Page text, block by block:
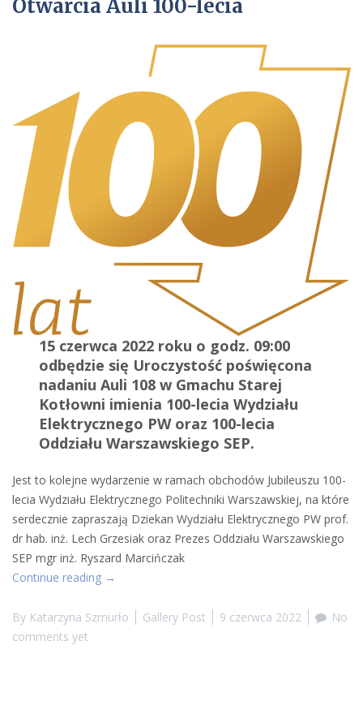
Otwarcia Auli 100-lecia
15 czerwca 2022 roku o godz. 09:00
odbędzie się Uroczystość poświęcona
nadaniu Auli 108 w Gmachu Starej
Kotłowni imienia 100-lecia Wydziału
Elektrycznego PW oraz 100-lecia
Oddziału Warszawskiego SEP.
Jest to kolejne wydarzenie w ramach obchodów Jubileuszu 100-
lecia Wydziału Elektrycznego Politechniki Warszawskiej, na które
serdecznie zapraszają Dziekan Wydziału Elektrycznego PW prof.
dr hab. inż. Lech Grzesiak oraz Prezes Oddziału Warszawskiego
SEP mgr inż. Ryszard Marcińczak
Continue reading “Zaproszenie
Uroczystość
→
By Katarzyna Szmurło Gallery Post 9 czerwca 2022
No
comments yet